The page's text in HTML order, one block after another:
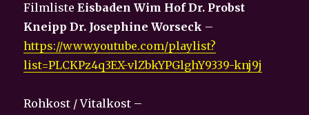
FilmlisteEisbaden Wim Hof Dr. Probst
Kneipp Dr. Josephine Worseck –
https://www.youtube.com/playlist?
list=PLCKPz4q3EX-vlZbkYPGlghY9339-knj9j
Rohkost / Vitalkost –